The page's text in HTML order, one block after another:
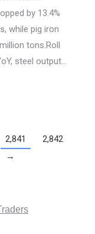
by 13.4%
while pig iron
tons.Roll
steel output…
2,841
2,842
→